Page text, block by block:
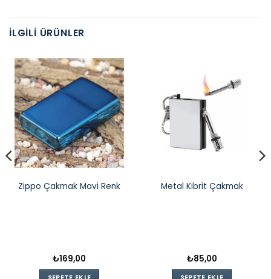
İLGILI ÜRÜNLER
Zippo Çakmak Mavi Renk
₺169,00
Metal Kibrit Çakmak
₺85,00